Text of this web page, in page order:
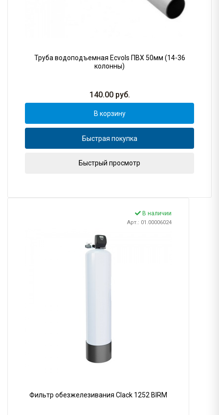
Труба водоподъемная Ecvols ПВХ 50мм (14-36
колонны)
140.00руб.
В корзину
Быстрая покупка
Быстрый просмотр
В наличии
Арт.: 01.00006024
Фильтр обезжелезивания Clack 1252 BIRM